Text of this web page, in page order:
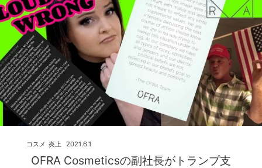
OFRA Cosmeticsの副社長がトランプ支
2021.6.1
コスメ 炎上